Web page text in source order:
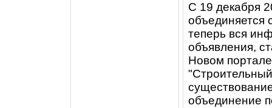
С 19 декабря
объединяется
теперь вся
объявления,
Новом
объединение